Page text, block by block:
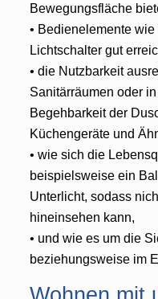
Bewegungsfläche
• Bedienelemente
Lichtschalter gut
• die Nutzbarkeit
Sanitärräumen oder
Begehbarkeit der
Küchengeräte und
• wie sich die
beispielsweise ein
Unterlicht, sodass
hineinsehen kann,
• und wie es um die
beziehungsweise im